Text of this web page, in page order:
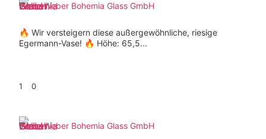
Weber Bohemia Glass GmbH
🔥 Wir versteigern diese außergewöhnliche, riesige
Egermann-Vase! 🔥 Höhe: 65,5...
1 0
Weber Bohemia Glass GmbH